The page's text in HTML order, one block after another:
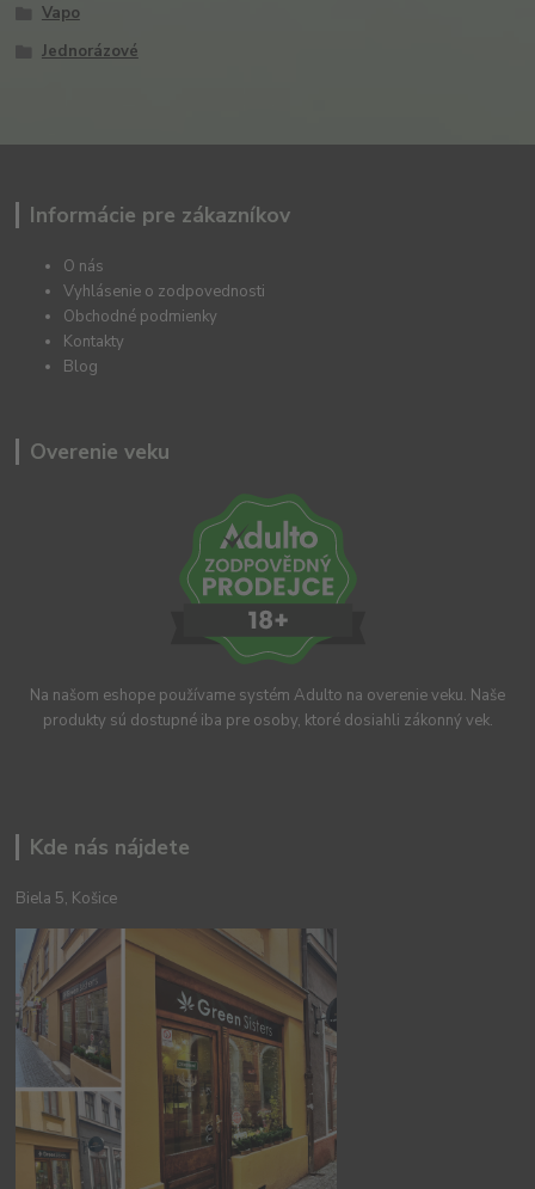
Vapo
Jednorázové
Informácie pre zákazníkov
O nás
Vyhlásenie o zodpovednosti
Obchodné podmienky
Kontakty
Blog
Overenie veku
Na našom eshope používame systém Adulto na overenie veku. Naše
produkty sú dostupné iba pre osoby, ktoré dosiahli zákonný vek.
Kde nás nájdete
Biela 5, Košice